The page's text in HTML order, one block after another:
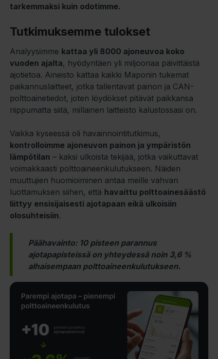
tarkemmaksi kuin odotimme.
Tutkimuksemme tulokset
Analyysimme kattaa yli 8000 ajoneuvoa koko
vuoden ajalta, hyödyntäen yli miljoonaa päivittäistä
ajotietoa. Aineisto kattaa kaikki Maponin tukemat
paikannuslaitteet, jotka tallentavat painon ja CAN-
polttoainetiedot, joten löydökset pitävät paikkansa
riippumatta siitä, millainen laitteisto kalustossasi on.
Vaikka kyseessä oli havainnointitutkimus,
kontrolloimme ajoneuvon painon ja ympäristön
lämpötilan – kaksi ulkoista tekijää, jotka vaikuttavat
voimakkaasti polttoaineenkulutukseen. Näiden
muuttujien huomioiminen antaa meille vahvan
luottamuksen siihen, että havaittu polttoainesäästö
liittyy ensisijaisesti ajotapaan eikä ulkoisiin
olosuhteisiin.
Päähavainto: 10 pisteen parannus
ajotapapisteissä on yhteydessä noin 3,6 %
alhaisempaan polttoaineenkulutukseen.